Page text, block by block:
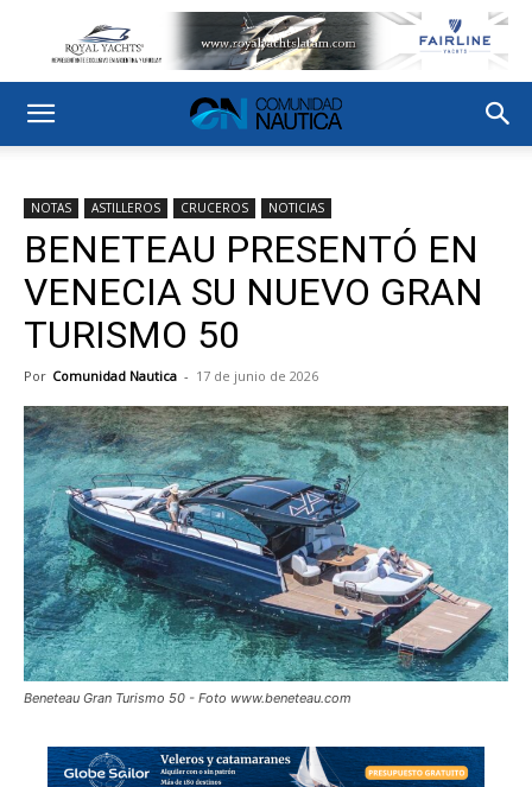
NOTAS ASTILLEROS CRUCEROS NOTICIAS
BENETEAU PRESENTÓ EN
VENECIA SU NUEVO GRAN
TURISMO 50
Por Comunidad Nautica - 17 de junio de 2026
Beneteau Gran Turismo 50 - Foto www.beneteau.com